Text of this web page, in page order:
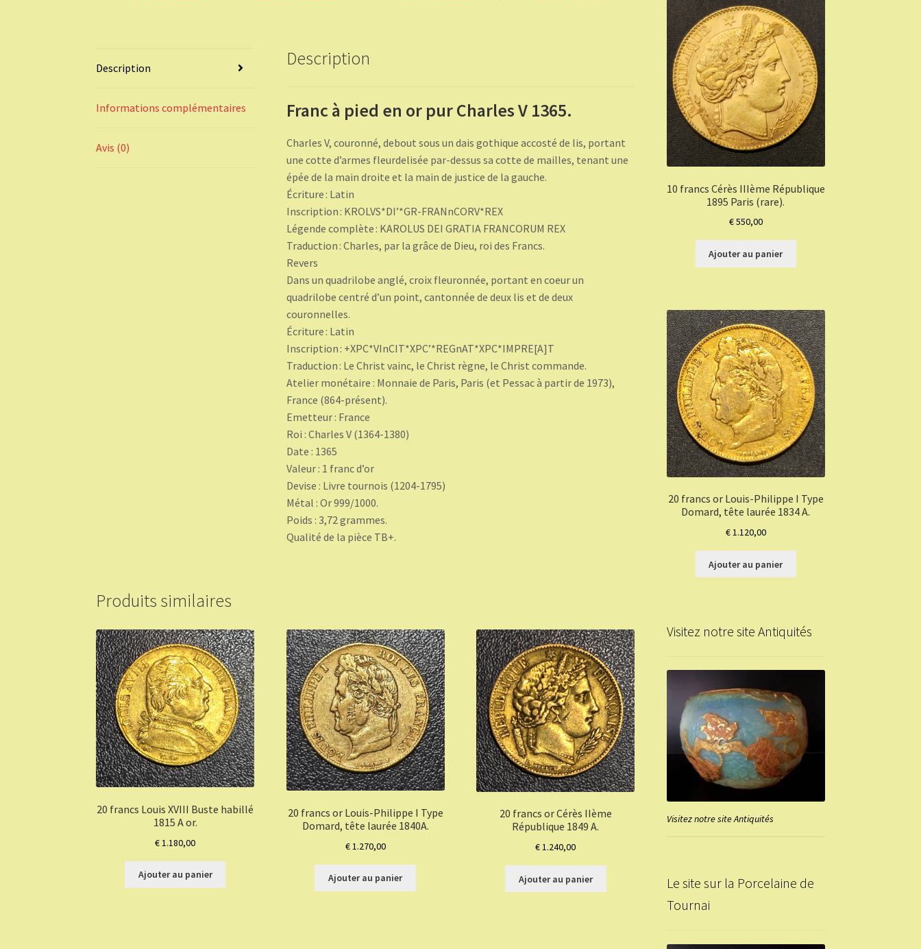
Description
Informations complémentaires
Avis (0)
Description
Franc à pied en or pur Charles V 1365.
Charles V, couronné, debout sous un dais gothique accosté de lis, portant
une cotte d’armes fleurdelisée par-dessus sa cotte de mailles, tenant une
épée de la main droite et la main de justice de la gauche.
Écriture : Latin
Inscription : KROLVS*DI’*GR-FRANnCORV*REX
Légende complète : KAROLUS DEI GRATIA FRANCORUM REX
Traduction : Charles, par la grâce de Dieu, roi des Francs.
Revers
Dans un quadrilobe anglé, croix fleuronnée, portant en coeur un
quadrilobe centré d’un point, cantonnée de deux lis et de deux
couronnelles.
Écriture : Latin
Inscription : +XPC*VInCIT*XPC’*REGnAT*XPC*IMPRE[A]T
Traduction : Le Christ vainc, le Christ règne, le Christ commande.
Atelier monétaire : Monnaie de Paris, Paris (et Pessac à partir de 1973),
France (864-présent).
Emetteur : France
Roi : Charles V (1364-1380)
Date : 1365
Valeur : 1 franc d’or
Devise : Livre tournois (1204-1795)
Métal : Or 999/1000.
Poids : 3,72 grammes.
Qualité de la pièce TB+.
Produits similaires
20 francs Louis XVIII Buste habillé
1815 A or.
€1.180,00
Ajouter au panier
20 francs or Louis-Philippe I Type
Domard, tête laurée 1840A.
€1.270,00
Ajouter au panier
20 francs or Cérès IIème
République 1849 A.
€1.240,00
Ajouter au panier
10 francs Cérès IIIème République
1895 Paris (rare).
€550,00
Ajouter au panier
20 francs or Louis-Philippe I Type
Domard, tête laurée 1834 A.
€1.120,00
Ajouter au panier
Visitez notre site Antiquités
Visitez notre site Antiquités
Le site sur la Porcelaine de
Tournai